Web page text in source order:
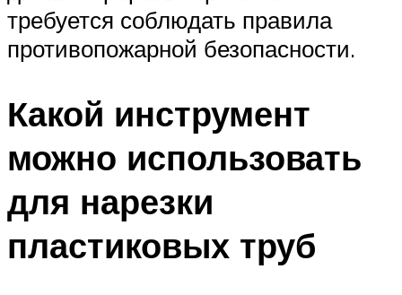
требуется соблюдать правила
противопожарной безопасности.
Какой инструмент
можно использовать
для нарезки
пластиковых труб